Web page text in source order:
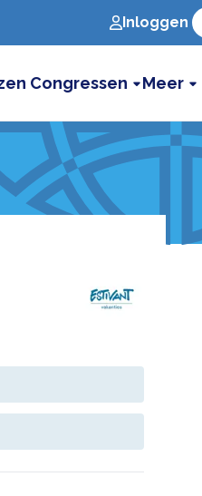
Inloggen
Congressen Meer